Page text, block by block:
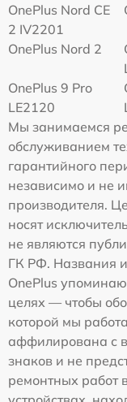
OnePlus Nord CE
2 IV2201
OnePlus Nord 2
OnePlus 9 Pro
LE2120
Мы занимаемся
обслуживанием
гарантийного
независимо и не
производителя.
носят
не являются
ГК РФ. Названия
OnePlus
целях — чтобы
которой мы
аффилирована с
знаков и не
ремонтных работ